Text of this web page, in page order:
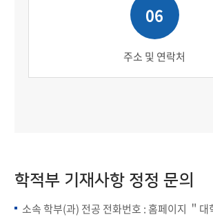
06
주소 및 연락처
학적부 기재사항 정정 문의
소속 학부(과) 전공 전화번호 : 홈페이지 ＂대